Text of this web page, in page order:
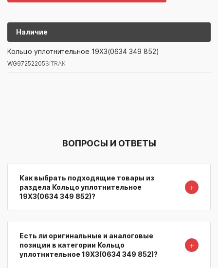
Наличие
Артикул/БрендНаименование
WG97252205SITRAK
Кольцо уплотнительное 19X3(0634 349 852)
WG97252205SITRAK
ВОПРОСЫ И ОТВЕТЫ
Как выбрать подходящие товары из
раздела Кольцо уплотнительное
19X3(0634 349 852)?
＋
Есть ли оригинальные и аналоговые
позиции в категории Кольцо
уплотнительное 19X3(0634 349 852)?
＋